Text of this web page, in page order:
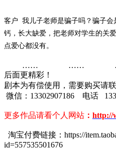
客户 我儿子老师是骗子吗？骗子
钙，长大缺爱，把老师对学生的关
点爱心都没有。
…… ……
后面更精彩！
剧本为有偿使用，需要购买请
微信：13302907186 电话
更多作品请看个人网站 ： http://
淘宝付费链接：https://
id=557535501676